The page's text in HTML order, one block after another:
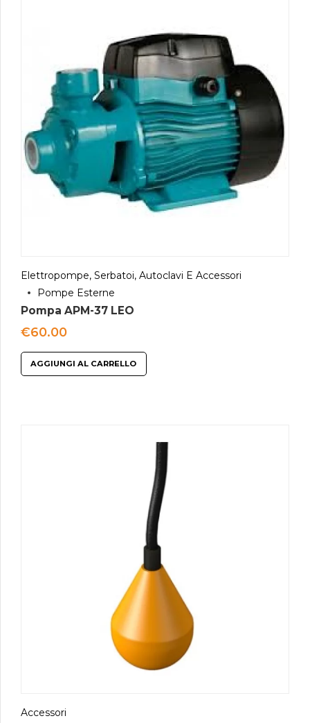
Elettropompe, Serbatoi, Autoclavi E Accessori
Pompe Esterne
Pompa APM-37 LEO
€60.00
AGGIUNGI AL CARRELLO
Accessori